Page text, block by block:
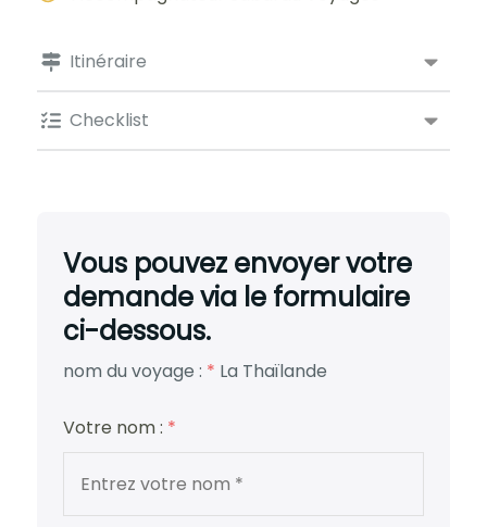
Itinéraire
Checklist
Vous pouvez envoyer votre
demande via le formulaire
ci-dessous.
nom du voyage : * La Thaïlande
Votre nom : *